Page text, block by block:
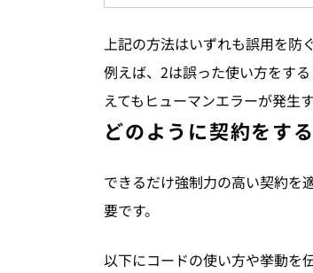
上記の方法はいずれも誤用を防
例えば、2は誤った使い方をす
えてもヒューマンエラーが発生
どのように契約をす
できるだけ強制力の高い契約を
要です。
以下にコードの使い方や挙動を